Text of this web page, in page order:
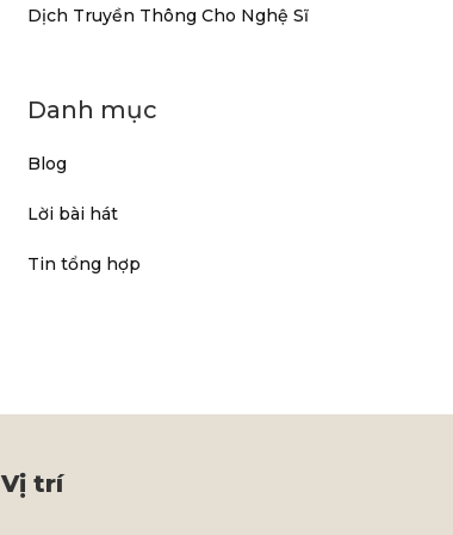
Dịch Truyền Thông Cho Nghệ Sĩ
Danh mục
Blog
Lời bài hát
Tin tổng hợp
Vị trí